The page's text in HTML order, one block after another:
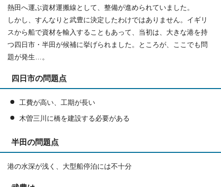
熱田へ運ぶ資材運搬線として、整備が進められていました。
しかし、すんなりと武豊に決定したわけではありません。イギリ
スから船で資材を輸入することもあって、当初は、大きな港を持
つ四日市・半田が候補に挙げられました。ところが、ここでも問
題が発生…。
四日市の問題点
工費が高い、工期が長い
木曽三川に橋を建設する必要がある
半田の問題点
港の水深が浅く、大型船停泊には不十分